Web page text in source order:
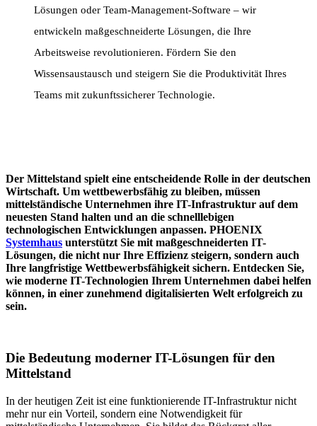
Lösungen oder Team-Management-Software – wir
entwickeln maßgeschneiderte Lösungen, die Ihre
Arbeitsweise revolutionieren. Fördern Sie den
Wissensaustausch und steigern Sie die Produktivität Ihres
Teams mit zukunftssicherer Technologie.
Der Mittelstand spielt eine entscheidende Rolle in der deutschen
Wirtschaft. Um wettbewerbsfähig zu bleiben, müssen
mittelständische Unternehmen ihre IT-Infrastruktur auf dem
neuesten Stand halten und an die schnelllebigen
technologischen Entwicklungen anpassen. PHOENIX
Systemhaus unterstützt Sie mit maßgeschneiderten IT-
Lösungen, die nicht nur Ihre Effizienz steigern, sondern auch
Ihre langfristige Wettbewerbsfähigkeit sichern. Entdecken Sie,
wie moderne IT-Technologien Ihrem Unternehmen dabei helfen
können, in einer zunehmend digitalisierten Welt erfolgreich zu
sein.
Die Bedeutung moderner IT-Lösungen für den
Mittelstand
In der heutigen Zeit ist eine funktionierende IT-Infrastruktur nicht
mehr nur ein Vorteil, sondern eine Notwendigkeit für